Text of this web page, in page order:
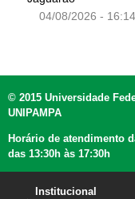
04/08/2026 - 16:14
© 2015 Universidade
UNIPAMPA
Horário de atendimento
das 13:30h às 17:30h
Institucional